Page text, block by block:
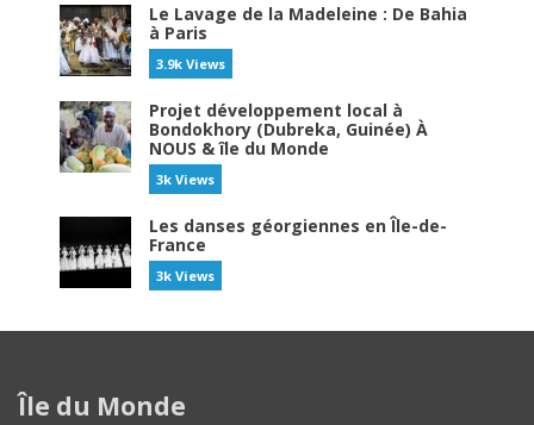
Le Lavage de la Madeleine : De Bahia
à Paris
3.9k Views
Projet développement local à
Bondokhory (Dubreka, Guinée) À
NOUS & île du Monde
3k Views
Les danses géorgiennes en Île-de-
France
3k Views
Île du Monde